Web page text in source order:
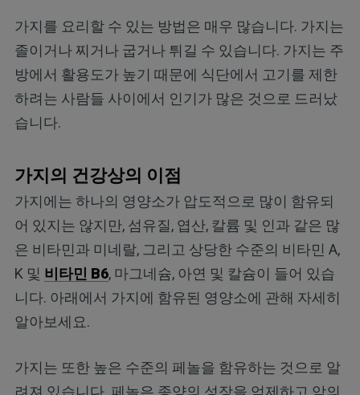
가지를 요리할 수 있는 방법은 매우 많습니다. 가지는
졸이거나 찌거나 굽거나 튀길 수 있습니다. 가지는 주
방에서 활용도가 높기 때문에 식단에서 고기를 제한
하려는 사람들 사이에서 인기가 많은 것으로 드러났
습니다.
가지의 건강상의 이점
가지에는 하나의 영양소가 압도적으로 많이 함유되
어 있지는 않지만, 섬유질, 엽산, 칼륨 및 인과 같은 많
은 비타민과 미네랄, 그리고 상당한 수준의 비타민 A,
K 및 비타민 B6, 마그네슘, 아연 및 칼슘이 들어 있습
니다. 아래에서 가지에 함유된 영양소에 관해 자세히
알아보세요.
가지는 또한 높은 수준의 페놀을 함유하는 것으로 알
려져 있습니다. 페놀은 종양의 성장을 억제하고 암의